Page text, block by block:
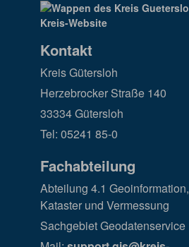
Kontakt
Kreis Gütersloh
Herzebrocker Straße 140
33334 Gütersloh
Tel: 05241 85-0
Fachabteilung
Abteilung 4.1 Geoinformation,
Kataster und Vermessung
Sachgebiet Geodatenservice